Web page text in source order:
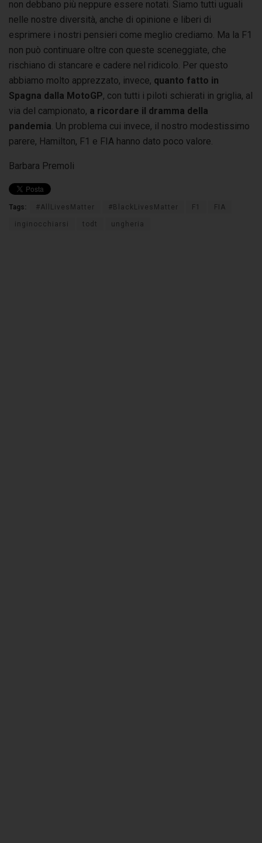
non debbano più neppure essere notati. Siamo tutti uguali
nelle nostre diversità, anche di opinione e liberi di
esprimere i nostri pensieri come meglio crediamo. Ma la F1
non può continuare oltre con queste sceneggiate, che
rischiano di stancare e cadere nel ridicolo. Per questo
abbiamo molto apprezzato, invece, quanto fatto in
Spagna dalla MotoGP, con tutti i piloti schierati in griglia, al
via del campionato, a ricordare il dramma della
pandemia . Un problema cui invece, il nostro modestissimo
parere, Hamilton, F1 e FIA hanno dato poco valore.
Barbara Premoli
Tags: #AllLivesMatter #BlackLivesMatter F1 FIA
inginocchiarsi todt ungheria